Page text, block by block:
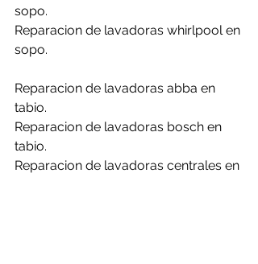
sopo.
Reparacion de lavadoras whirlpool en
sopo.
Reparacion de lavadoras abba en
tabio.
Reparacion de lavadoras bosch en
tabio.
Reparacion de lavadoras centrales en